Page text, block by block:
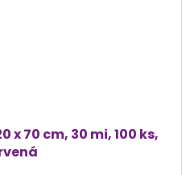
x 70 cm, 30 mi, 100 ks,